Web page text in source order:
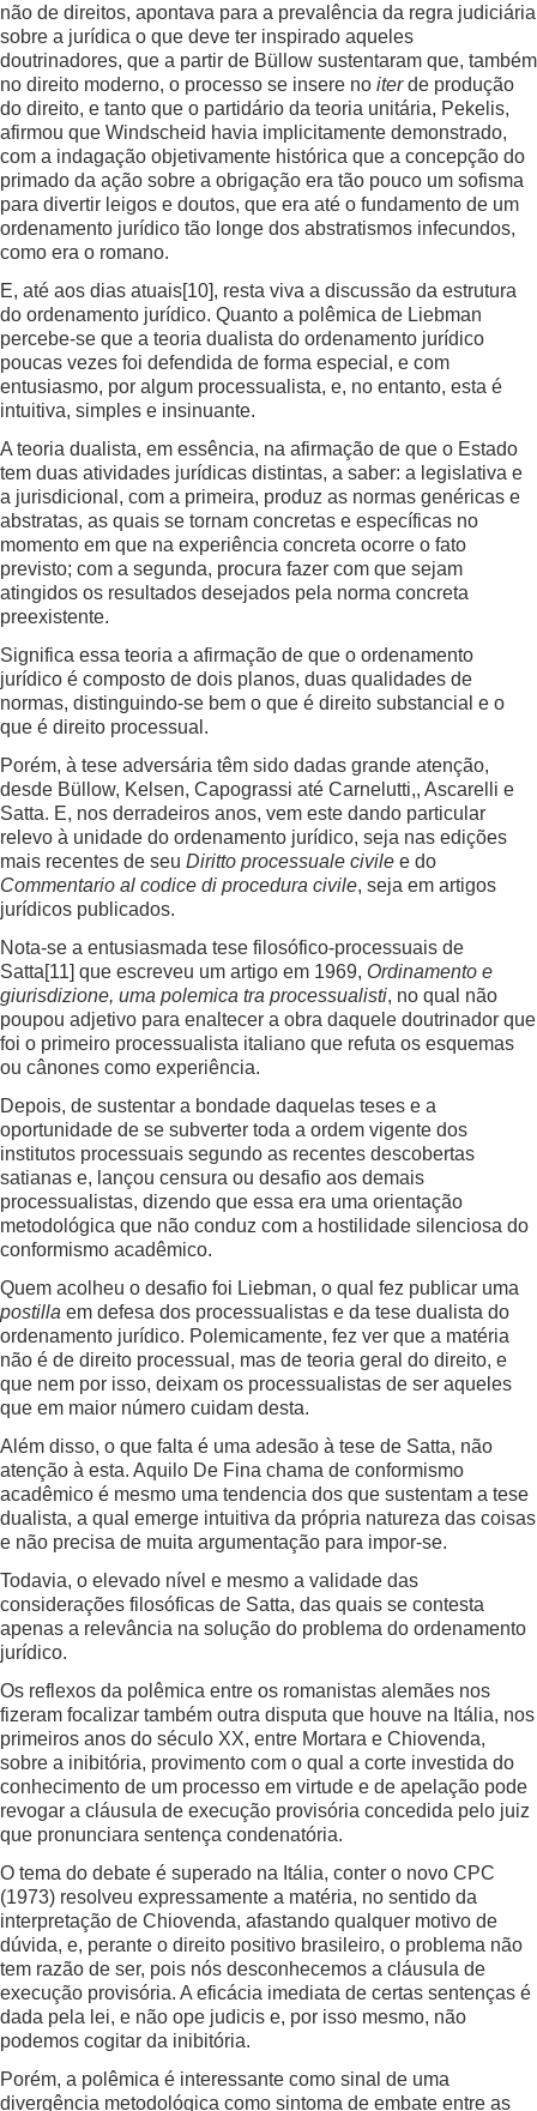
não de direitos, apontava para a prevalência da regra judiciária
sobre a jurídica o que deve ter inspirado aqueles
doutrinadores, que a partir de Büllow sustentaram que, também
no direito moderno, o processo se insere no iterde produção
do direito, e tanto que o partidário da teoria unitária, Pekelis,
afirmou que Windscheid havia implicitamente demonstrado,
com a indagação objetivamente histórica que a concepção do
primado da ação sobre a obrigação era tão pouco um sofisma
para divertir leigos e doutos, que era até o fundamento de um
ordenamento jurídico tão longe dos abstratismos infecundos,
como era o romano.
E, até aos dias atuais[10], resta viva a discussão da estrutura
do ordenamento jurídico. Quanto a polêmica de Liebman
percebe-se que a teoria dualista do ordenamento jurídico
poucas vezes foi defendida de forma especial, e com
entusiasmo, por algum processualista, e, no entanto, esta é
intuitiva, simples e insinuante.
A teoria dualista, em essência, na afirmação de que o Estado
tem duas atividades jurídicas distintas, a saber: a legislativa e
a jurisdicional, com a primeira, produz as normas genéricas e
abstratas, as quais se tornam concretas e específicas no
momento em que na experiência concreta ocorre o fato
previsto; com a segunda, procura fazer com que sejam
atingidos os resultados desejados pela norma concreta
preexistente.
Significa essa teoria a afirmação de que o ordenamento
jurídico é composto de dois planos, duas qualidades de
normas, distinguindo-se bem o que é direito substancial e o
que é direito processual.
Porém, à tese adversária têm sido dadas grande atenção,
desde Büllow, Kelsen, Capograssi até Carnelutti,, Ascarelli e
Satta. E, nos derradeiros anos, vem este dando particular
relevo à unidade do ordenamento jurídico, seja nas edições
mais recentes de seu Diritto processuale civile e do
Commentario al codice di procedura civile, seja em artigos
jurídicos publicados.
Nota-se a entusiasmada tese filosófico-processuais de
Satta[11] que escreveu um artigo em 1969, Ordinamento e
giurisdizione, uma polemica tra processualisti, no qual não
poupou adjetivo para enaltecer a obra daquele doutrinador que
foi o primeiro processualista italiano que refuta os esquemas
ou cânones como experiência.
Depois, de sustentar a bondade daquelas teses e a
oportunidade de se subverter toda a ordem vigente dos
institutos processuais segundo as recentes descobertas
satianas e, lançou censura ou desafio aos demais
processualistas, dizendo que essa era uma orientação
metodológica que não conduz com a hostilidade silenciosa do
conformismo acadêmico.
Quem acolheu o desafio foi Liebman, o qual fez publicar uma
postilla em defesa dos processualistas e da tese dualista do
ordenamento jurídico. Polemicamente, fez ver que a matéria
não é de direito processual, mas de teoria geral do direito, e
que nem por isso, deixam os processualistas de ser aqueles
que em maior número cuidam desta.
Além disso, o que falta é uma adesão à tese de Satta, não
atenção à esta. Aquilo De Fina chama de conformismo
acadêmico é mesmo uma tendencia dos que sustentam a tese
dualista, a qual emerge intuitiva da própria natureza das coisas
e não precisa de muita argumentação para impor-se.
Todavia, o elevado nível e mesmo a validade das
considerações filosóficas de Satta, das quais se contesta
apenas a relevância na solução do problema do ordenamento
jurídico.
Os reflexos da polêmica entre os romanistas alemães nos
fizeram focalizar também outra disputa que houve na Itália, nos
primeiros anos do século XX, entre Mortara e Chiovenda,
sobre a inibitória, provimento com o qual a corte investida do
conhecimento de um processo em virtude e de apelação pode
revogar a cláusula de execução provisória concedida pelo juiz
que pronunciara sentença condenatória.
O tema do debate é superado na Itália, conter o novo CPC
(1973) resolveu expressamente a matéria, no sentido da
interpretação de Chiovenda, afastando qualquer motivo de
dúvida, e, perante o direito positivo brasileiro, o problema não
tem razão de ser, pois nós desconhecemos a cláusula de
execução provisória. A eficácia imediata de certas sentenças é
dada pela lei, e não ope judicis e, por isso mesmo, não
podemos cogitar da inibitória.
Porém, a polêmica é interessante como sinal de uma
divergência metodológica como sintoma de embate entre as